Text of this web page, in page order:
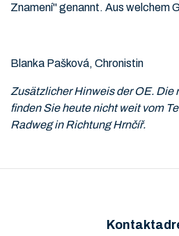
Znamení" genannt. Aus welchem
Blanka Pašková, Chronistin
Zusätzlicher Hinweis der OE. Die
finden Sie heute nicht weit vom
Radweg in Richtung Hrnčíř.